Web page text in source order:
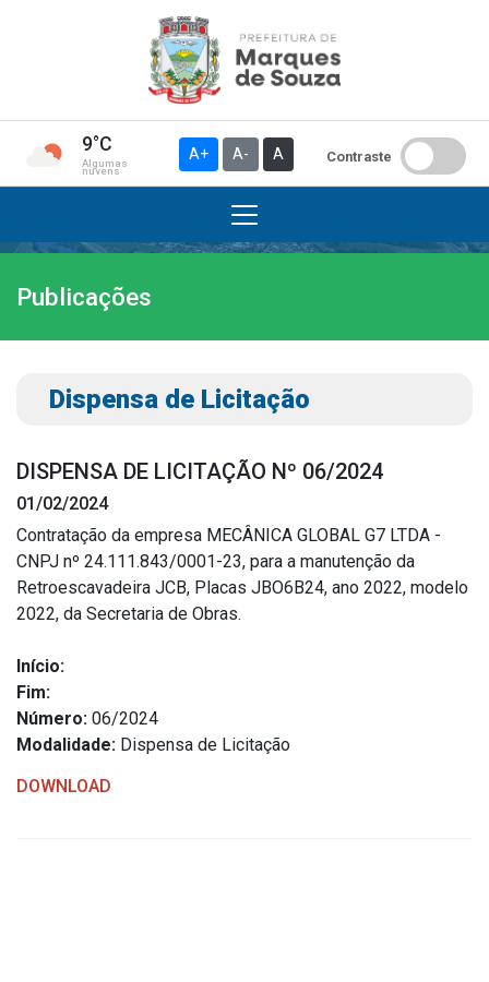
9°C
Algumas
nuvens
A+ A- A Contraste
Institucional
A Prefeitura
Gabinete do Vice-prefeito
Símbolos Oficiais
Estrutura Organizacional
Administração
Agricultura e Meio Ambiente
Assistência Social
Educação, Cultura, Desporto e Turismo
Publicações
Dispensa de Licitação
DISPENSA DE LICITAÇÃO Nº 06/2024
01/02/2024
Contratação da empresa MECÂNICA GLOBAL G7 LTDA -
CNPJ nº 24.111.843/0001-23, para a manutenção da
Retroescavadeira JCB, Placas JBO6B24, ano 2022, modelo
2022, da Secretaria de Obras.
Início:
Fim:
Número: 06/2024
Modalidade: Dispensa de Licitação
DOWNLOAD